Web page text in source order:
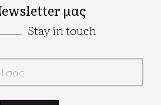
μας
Stay in touch